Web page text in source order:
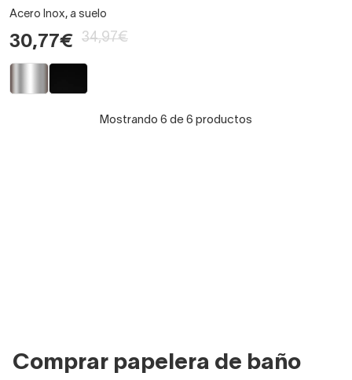
Acero Inox, a suelo
30,77€ 34,97€
Mostrando 6 de 6 productos
Comprar papelera de baño